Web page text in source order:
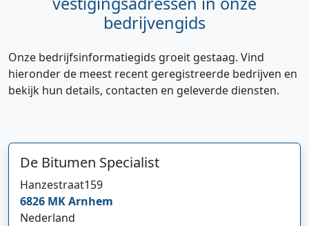
bedrijvengids
Onze bedrijfsinformatiegids groeit gestaag. Vind
hieronder de meest recent geregistreerde bedrijven en
bekijk hun details, contacten en geleverde diensten.
De Bitumen Specialist
Hanzestraat159
6826 MKArnhem
Nederland